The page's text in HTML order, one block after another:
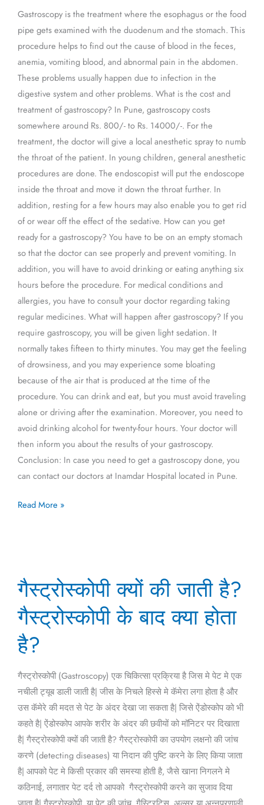
Gastroscopy is the treatment where the esophagus or the food
pipe gets examined with the duodenum and the stomach. This
procedure helps to find out the cause of blood in the feces,
anemia, vomiting blood, and abnormal pain in the abdomen.
These problems usually happen due to infection in the
digestive system and other problems. What is the cost and
treatment of gastroscopy? In Pune, gastroscopy costs
somewhere around Rs. 800/- to Rs. 14000/-. For the
treatment, the doctor will give a local anesthetic spray to numb
the throat of the patient. In young children, general anesthetic
procedures are done. The endoscopist will put the endoscope
inside the throat and move it down the throat further. In
addition, resting for a few hours may also enable you to get rid
of or wear off the effect of the sedative. How can you get
ready for a gastroscopy? You have to be on an empty stomach
so that the doctor can see properly and prevent vomiting. In
addition, you will have to avoid drinking or eating anything six
hours before the procedure. For medical conditions and
allergies, you have to consult your doctor regarding taking
regular medicines. What will happen after gastroscopy? If you
require gastroscopy, you will be given light sedation. It
normally takes fifteen to thirty minutes. You may get the feeling
of drowsiness, and you may experience some bloating
because of the air that is produced at the time of the
procedure. You can drink and eat, but you must avoid traveling
alone or driving after the examination. Moreover, you need to
avoid drinking alcohol for twenty-four hours. Your doctor will
then inform you about the results of your gastroscopy.
Conclusion: In case you need to get a gastroscopy done, you
can contact our doctors at Inamdar Hospital located in Pune.
Pune
Read More »
गैस्ट्रोस्कोपी क्यों की जाती है?
गैस्ट्रोस्कोपी के बाद क्या होता
है?
गैस्ट्रोस्कोपी (Gastroscopy) एक चिकित्सा प्रक्रिया है जिस मे पेट मे एक
नचीली ट्यूब डाली जाती है| जीस के निचले हिस्से मे कॅमेरा लगा होता है और
उस कॅमेरे की मदत से पेट के अंदर देखा जा सकता है| जिसे ऐंडोस्कोप को भी
कहते है| ऐंडोस्कोप आपके शरीर के अंदर की छवीयों को मॉनिटर पर दिखाता
है| गैस्ट्रोस्कोपी क्यों की जाती है? गैस्ट्रोस्कोपी का उपयोग लक्षनो की जांच
करणे (detecting diseases) या निदान की पुष्टि करने के लिए किया जाता
है| आपको पेट मे किसी प्रकार की समस्या होती है, जैसे खाना निगलने मे
कठिनाई, लगातार पेट दर्द तो आपको गैस्ट्रोस्कोपी करने का सुजाव दिया
क्यों
की
जाती
है?
गैस्ट्रोस्कोपी
बाद
क्या
होता
है?